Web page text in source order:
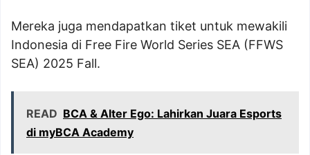
Mereka juga mendapatkan tiket untuk mewakili
Indonesia di Free Fire World Series SEA (FFWS
SEA) 2025 Fall.
READ BCA & Alter Ego: Lahirkan Juara Esports
di myBCA Academy